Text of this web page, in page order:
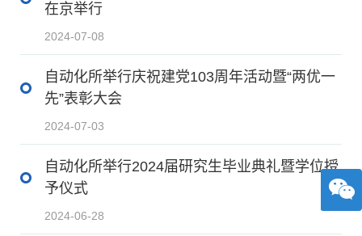
在京举行
2024-07-08
自动化所举行庆祝建党103周年活动暨“两优一
先”表彰大会
2024-07-03
自动化所举行2024届研究生毕业典礼暨学位授
予仪式
2024-06-28